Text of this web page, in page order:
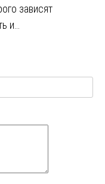
зависят
и…